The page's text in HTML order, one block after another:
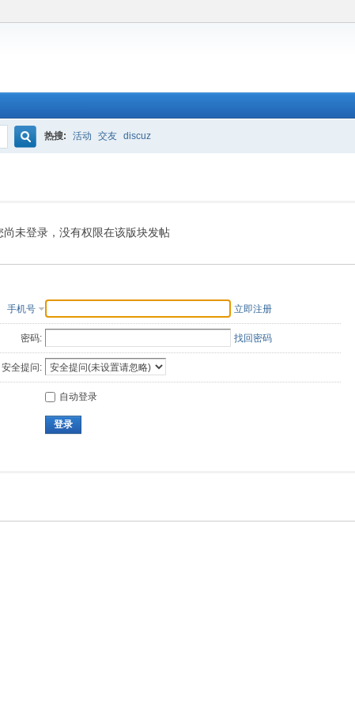
索
热搜: 活动 交友 discuz
尚未登录，没有权限在该版块发帖
手机号 立即注册
密码: 找回密码
安全提问:
自动登录
登录